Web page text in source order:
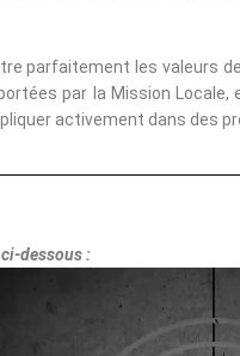
parfaitement les valeurs de
par la Mission
activement dans des
dessous :